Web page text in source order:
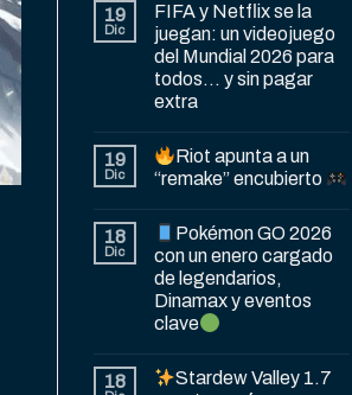
19
Dic
FIFA y Netflix se la
juegan: un videojuego
del Mundial 2026 para
todos… y sin pagar
extra
19
Dic
Riot apunta a un
“remake” encubierto
18
Dic
Pokémon GO 2026
con un enero cargado
de legendarios,
Dinamax y eventos
clave
18
Stardew Valley 1.7